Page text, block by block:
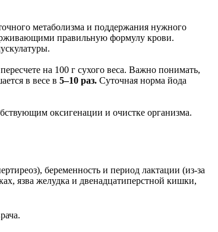
метаболизма и поддержания нужного
правильную формулу крови.
на 100 г сухого веса. Важно понимать,
в весе в 5–10 раз. Суточная норма йода
оксигенации и очистке организма.
беременность и период лактации (из-за
язва желудка и двенадцатиперстной кишки,